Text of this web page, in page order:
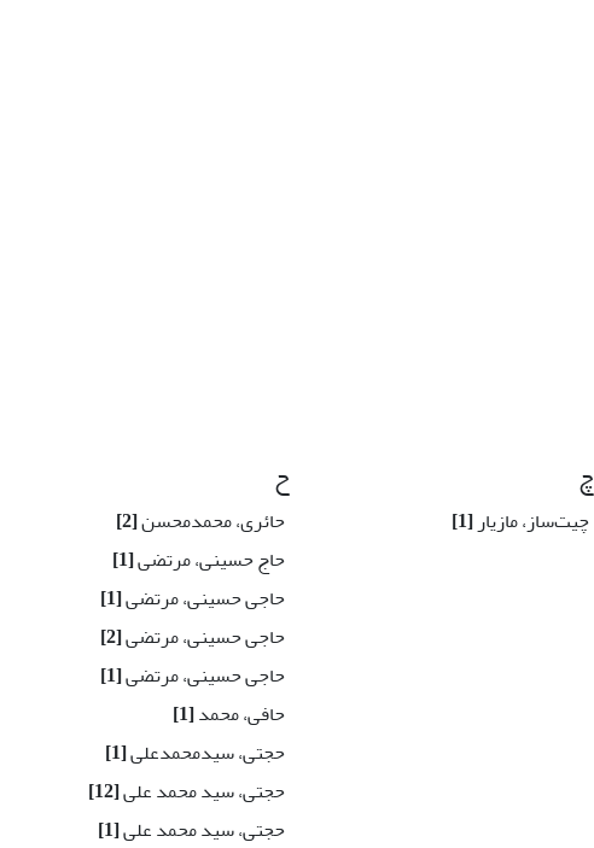
چ
چیت‌ساز، مازیار[1]
ح
حائری، محمدمحسن[2]
حاج حسینی، مرتضی[1]
حاجی حسینی، مرتضی[1]
حاجی حسینی، مرتضی[2]
حاجی حسینی، مرتضی[1]
حافی، محمد[1]
حجتی، سید‌محمد‌علی[1]
حجتی، سید محمد علی[12]
حجتی، سید محمد علی[1]